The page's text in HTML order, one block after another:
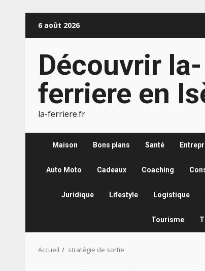
6 août 2026
Découvrir la-
ferriere en
la-ferriere.fr
Maison Bons plans Santé
Auto Moto Cadeaux Coaching
Juridique Lifestyle Logistique
Tourisme
Accueil stratégie de sortie